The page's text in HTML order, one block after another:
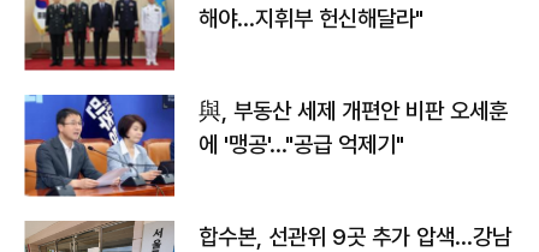
해야…지휘부 헌신해달라"
與, 부동산 세제 개편안 비판 오세훈
에 '맹공'…"공급 억제기"
합수본, 선관위 9곳 추가 압색…강남